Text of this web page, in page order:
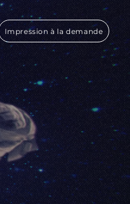
Impression à la demande